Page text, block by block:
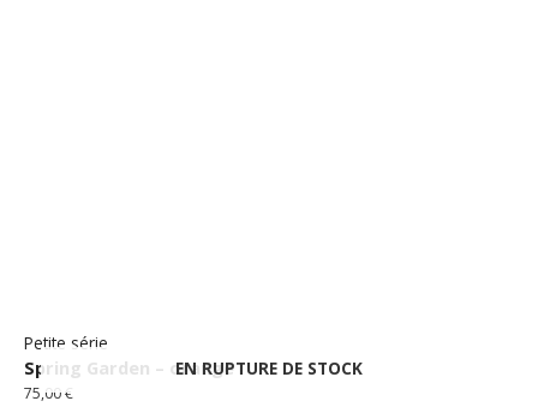
Petite série
EN RUPTURE DE STOCK
Spring Garden – orange
75,00€